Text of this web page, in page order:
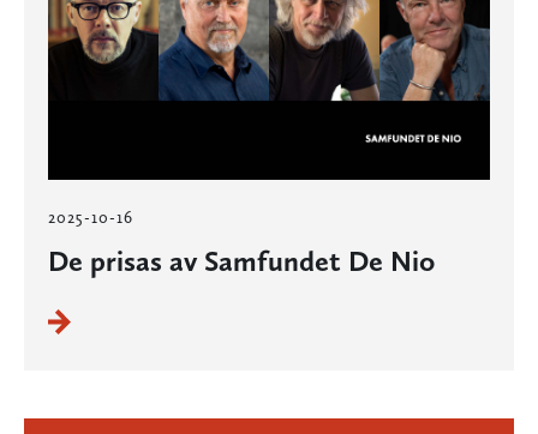
2025-10-16
De prisas av Samfundet De Nio